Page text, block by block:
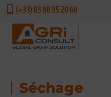
(+33) 03 80 35 20 60
Séchage